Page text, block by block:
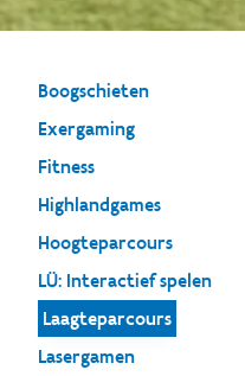
Boogschieten
Exergaming
Fitness
Highlandgames
Hoogteparcours
LÜ: Interactief spelen
Laagteparcours
Lasergamen